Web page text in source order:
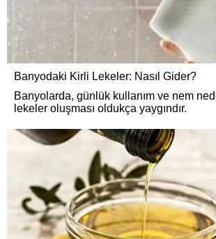
Banyodaki Kirli Lekeler: Nasıl Gider?
Banyolarda, günlük kullanım ve nem
lekeler oluşması oldukça yaygındır.